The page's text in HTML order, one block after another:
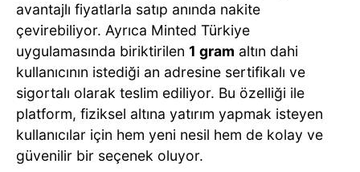
avantajlı fiyatlarla satıp anında nakite
çevirebiliyor. Ayrıca Minted Türkiye
uygulamasında biriktirilen 1 gram altın dahi
kullanıcının istediği an adresine sertifikalı ve
sigortalı olarak teslim ediliyor. Bu özelliği ile
platform, fiziksel altına yatırım yapmak isteyen
kullanıcılar için hem yeni nesil hem de kolay ve
güvenilir bir seçenek oluyor.